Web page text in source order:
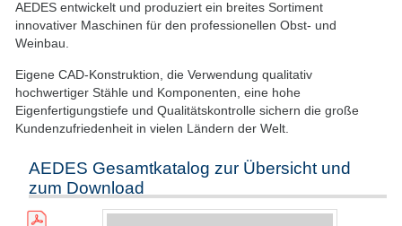
AEDES entwickelt und produziert ein breites Sortiment
innovativer Maschinen für den professionellen Obst- und
Weinbau.
Eigene CAD-Konstruktion, die Verwendung qualitativ
hochwertiger Stähle und Komponenten, eine hohe
Eigenfertigungstiefe und Qualitätskontrolle sichern die große
Kundenzufriedenheit in vielen Ländern der Welt.
AEDES Gesamtkatalog zur Übersicht und
zum Download